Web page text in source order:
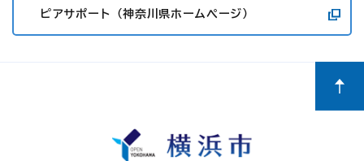
ピアサポート（神奈川県ホームページ）